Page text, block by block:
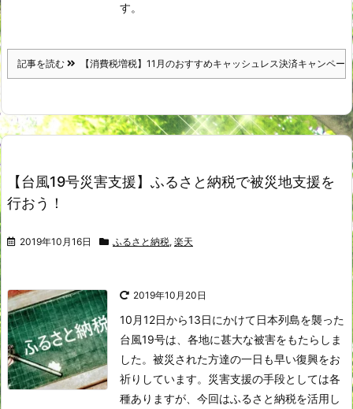
す。
記事を読む 【消費税増税】11月のおすすめキャッシュレス決済キャンペー
【台風19号災害支援】ふるさと納税で被災地支援を
行おう！
2019年10月16日 ふるさと納税, 楽天
2019年10月20日
10月12日から13日にかけて日本列島を襲った
台風19号は、各地に甚大な被害をもたらしま
した。 被災された方達の一日も早い復興をお
祈りしています。 災害支援の手段としては各
種ありますが、今回はふるさと納税を活用し